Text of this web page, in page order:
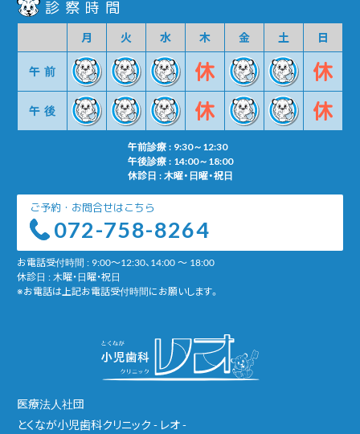
診察時間
月 火 水 木 金 土 日
午前
午後
午前診療 : 9:30～12:30
午後診療 : 14:00～18:00
休診日 : 木曜・日曜・祝日
ご予約・お問合せはこちら
072-758-8264
お電話受付時間 : 9:00～12:30、14:00 ～ 18:00
休診日 : 木曜・日曜・祝日
※お電話は上記お電話受付時間にお願いします。
医療法人社団
とくなが小児歯科クリニック - レオ -